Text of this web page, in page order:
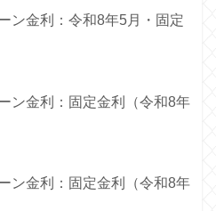
ン金利：令和8年5月・固定
ン金利：固定金利（令和8年
ン金利：固定金利（令和8年